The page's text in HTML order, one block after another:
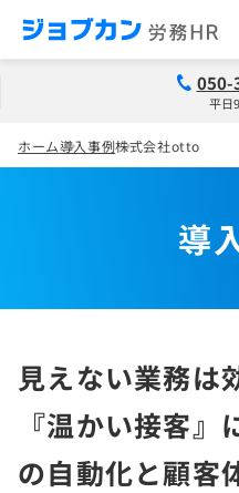
050-
平日
ホーム導入事例株式会社otto
導
見えない業務は
『温かい接客
の自動化と顧客